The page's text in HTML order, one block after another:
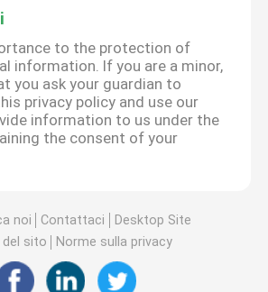
to the protection of
information. If you are a minor,
you ask your guardian to
privacy policy and use our
information to us under the
the consent of your
noi Contattaci
Desktop Site
del sito
Norme sulla privacy